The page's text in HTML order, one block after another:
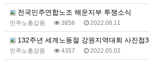
전국민주연합노조 해운지부 투쟁소식
민주노총강원 3856 2022.08.11
132주년 세계노동절 강원지역대회 사진첩3.
민주노총강원 4357 2022.05.02